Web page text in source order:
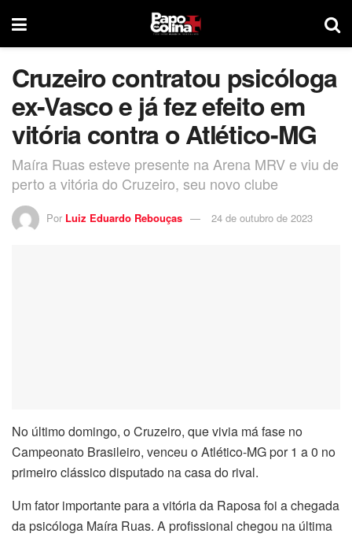
Cruzeiro contratou psicóloga
ex-Vasco e já fez efeito em
vitória contra o Atlético-MG
Maíra Ruas esteve presente na Arena MRV e viu de
perto a vitória do Cruzeiro, seu novo clube
Por Luiz Eduardo Rebouças 24 de outubro de 2023
No último domingo, o Cruzeiro, que vivia má fase no
Campeonato Brasileiro, venceu o Atlético-MG por 1 a 0 no
primeiro clássico disputado na casa do rival.
Um fator importante para a vitória da Raposa foi a chegada
da psicóloga Maíra Ruas. A profissional chegou na última